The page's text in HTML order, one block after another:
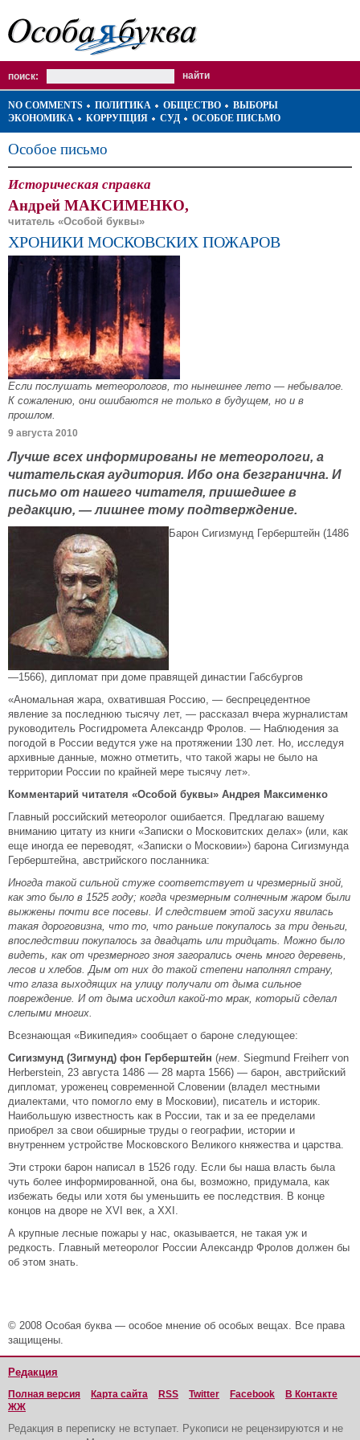
поиск:
NO COMMENTS ПОЛИТИКА ОБЩЕСТВО
ВЫБОРЫ
ЭКОНОМИКА
КОРРУПЦИЯ СУД ОСОБОЕ ПИСЬМО
Особое письмо
Историческая справка
Андрей МАКСИМЕНКО,
читатель «Особой буквы»
ХРОНИКИ МОСКОВСКИХ ПОЖАРОВ
Если послушать метеорологов, то нынешнее лето — небывалое.
К сожалению, они ошибаются не только в будущем, но и в
прошлом.
9 августа 2010
Лучше всех информированы не метеорологи, а
читательская аудитория. Ибо она безгранична. И
письмо от нашего читателя, пришедшее в
редакцию, — лишнее тому подтверждение.
Барон Сигизмунд Герберштейн (1486
—1566), дипломат при доме правящей династии Габсбургов
«Аномальная жара, охватившая Россию, — беспрецедентное
явление за последнюю тысячу лет, — рассказал вчера журналистам
руководитель Росгидромета Александр Фролов. — Наблюдения за
погодой в России ведутся уже на протяжении 130 лет. Но, исследуя
архивные данные, можно отметить, что такой жары не было на
территории России по крайней мере тысячу лет».
Комментарий читателя «Особой буквы» Андрея Максименко
Главный российский метеоролог ошибается. Предлагаю вашему
вниманию цитату из книги «Записки о Московитских делах» (или, как
еще иногда ее переводят, «Записки о Московии») барона Сигизмунда
Герберштейна, австрийского посланника:
Иногда такой сильной стуже соответствует и чрезмерный зной,
как это было в 1525 году; когда чрезмерным солнечным жаром были
выжжены почти все посевы. И следствием этой засухи явилась
такая дороговизна, что то, что раньше покупалось за три деньги,
впоследствии покупалось за двадцать или тридцать. Можно было
видеть, как от чрезмерного зноя загорались очень много деревень,
лесов и хлебов. Дым от них до такой степени наполнял страну,
что глаза выходящих на улицу получали от дыма сильное
повреждение. И от дыма исходил какой-то мрак, который сделал
слепыми многих.
Всезнающая «Википедия» сообщает о бароне следующее:
Сигизмунд (Зигмунд) фон Герберштейн (нем. Siegmund Freiherr von
Herberstein, 23 августа 1486 — 28 марта 1566) — барон, австрийский
дипломат, уроженец современной Словении (владел местными
диалектами, что помогло ему в Московии), писатель и историк.
Наибольшую известность как в России, так и за ее пределами
приобрел за свои обширные труды о географии, истории и
внутреннем устройстве Московского Великого княжества и царства.
Эти строки барон написал в 1526 году. Если бы наша власть была
чуть более информированной, она бы, возможно, придумала, как
избежать беды или хотя бы уменьшить ее последствия. В конце
концов на дворе не XVI век, а XXI.
А крупные лесные пожары у нас, оказывается, не такая уж и
редкость. Главный метеоролог России Александр Фролов должен бы
об этом знать.
© 2008 Особая буква — особое мнение об особых вещах. Все права
защищены.
Редакция
Полная версия Карта сайта RSS Twitter Facebook
В Контакте
ЖЖ
Редакция в переписку не вступает. Рукописи не рецензируются и не